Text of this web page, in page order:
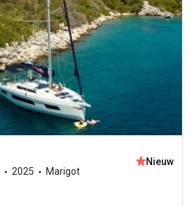
2025 Marigot
Nieuw